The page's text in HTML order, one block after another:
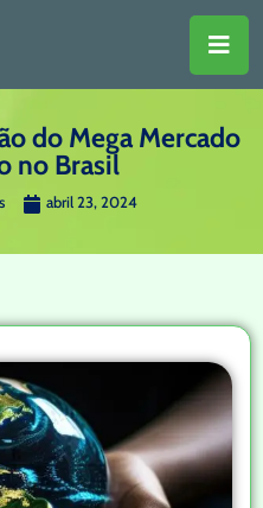
do Mega Mercado
no Brasil
abril 23, 2024